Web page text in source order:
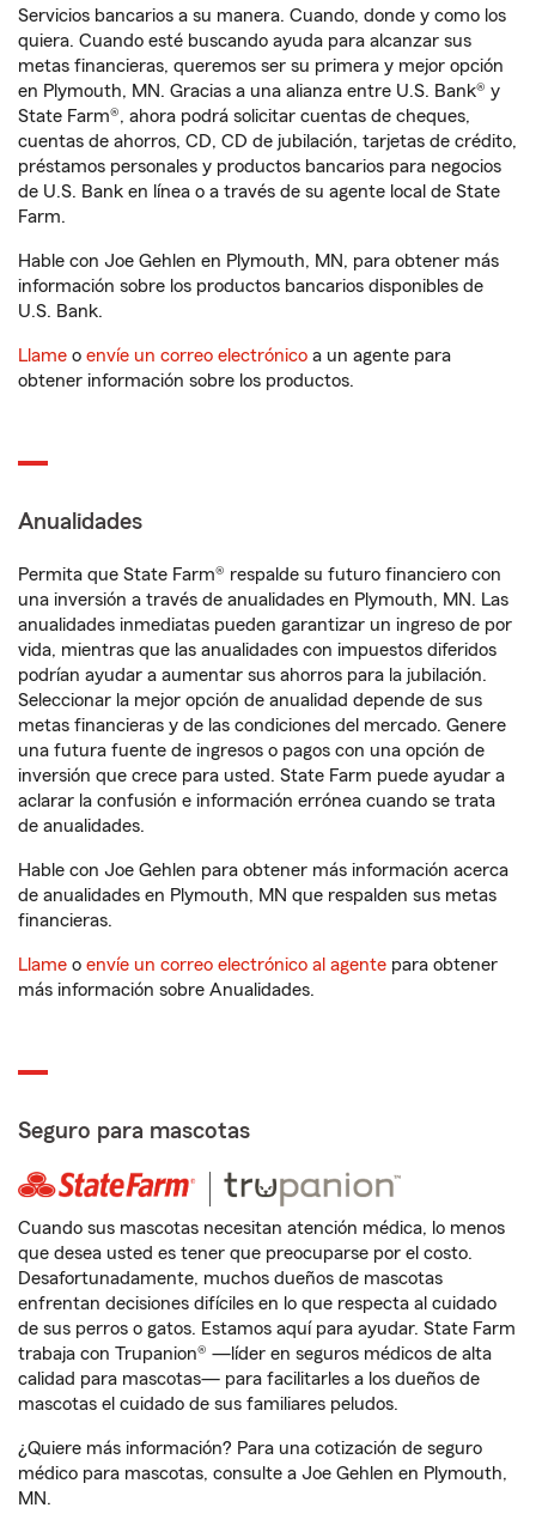
Servicios bancarios a su manera. Cuando, donde y como los
quiera. Cuando esté buscando ayuda para alcanzar sus
metas financieras, queremos ser su primera y mejor opción
en Plymouth, MN. Gracias a una alianza entre U.S. Bank® y
State Farm®, ahora podrá solicitar cuentas de cheques,
cuentas de ahorros, CD, CD de jubilación, tarjetas de crédito,
préstamos personales y productos bancarios para negocios
de U.S. Bank en línea o a través de su agente local de State
Farm.
Hable con Joe Gehlen en Plymouth, MN, para obtener más
información sobre los productos bancarios disponibles de
U.S. Bank.
Llame o envíe un correo electrónico a un agente para
obtener información sobre los productos.
Anualidades
Permita que State Farm® respalde su futuro financiero con
una inversión a través de anualidades en Plymouth, MN. Las
anualidades inmediatas pueden garantizar un ingreso de por
vida, mientras que las anualidades con impuestos diferidos
podrían ayudar a aumentar sus ahorros para la jubilación.
Seleccionar la mejor opción de anualidad depende de sus
metas financieras y de las condiciones del mercado. Genere
una futura fuente de ingresos o pagos con una opción de
inversión que crece para usted. State Farm puede ayudar a
aclarar la confusión e información errónea cuando se trata
de anualidades.
Hable con Joe Gehlen para obtener más información acerca
de anualidades en Plymouth, MN que respalden sus metas
financieras.
Llame o envíe un correo electrónico al agente para obtener
más información sobre Anualidades.
Seguro para mascotas
Cuando sus mascotas necesitan atención médica, lo menos
que desea usted es tener que preocuparse por el costo.
Desafortunadamente, muchos dueños de mascotas
enfrentan decisiones difíciles en lo que respecta al cuidado
de sus perros o gatos. Estamos aquí para ayudar. State Farm
trabaja con Trupanion® —líder en seguros médicos de alta
calidad para mascotas— para facilitarles a los dueños de
mascotas el cuidado de sus familiares peludos.
¿Quiere más información? Para una cotización de seguro
médico para mascotas, consulte a Joe Gehlen en Plymouth,
MN.